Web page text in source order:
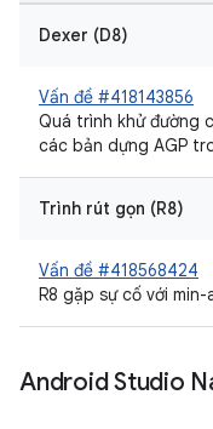
Dexer (D8)
Vấn đề #418143856
Quá trình khử đường
các bản dựng AGP
Trình rút gọn (R8)
Vấn đề #418568424
R8 gặp sự cố với
Android Studio